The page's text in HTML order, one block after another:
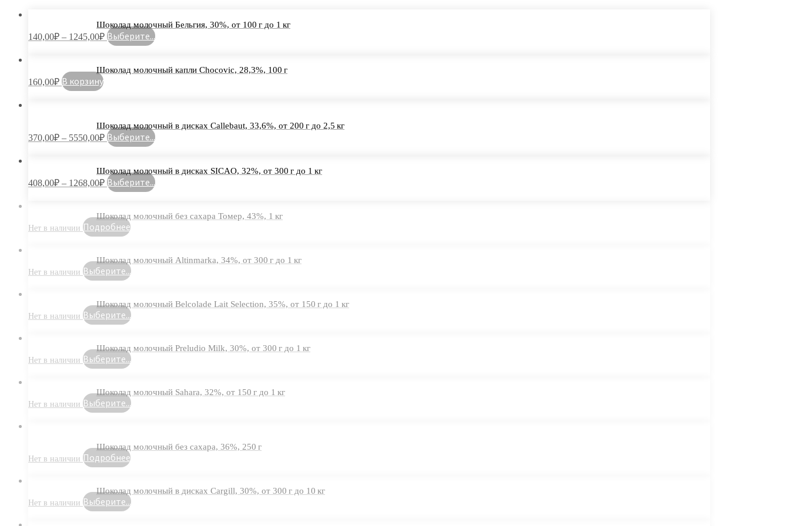
Шоколад молочный Бельгия, 30%, от 100 г до 1 кг
140,00₽ – 1245,00₽ Выберите...
Шоколад молочный капли Chocovic, 28,3%, 100 г
160,00₽ В корзину
Шоколад молочный в дисках Callebaut, 33,6%, от 200 г до 2,5 кг
370,00₽ – 5550,00₽ Выберите...
Шоколад молочный в дисках SICAO, 32%, от 300 г до 1 кг
408,00₽ – 1268,00₽ Выберите...
Шоколад молочный без сахара Томер, 43%, 1 кг
Подробнее
Шоколад молочный Altinmarka, 34%, от 300 г до 1 кг
Выберите...
Шоколад молочный Belcolade Lait Selection, 35%, от 150 г до 1 кг
Выберите...
Шоколад молочный Preludio Milk, 30%, от 300 г до 1 кг
Выберите...
Шоколад молочный Sahara, 32%, от 150 г до 1 кг
Выберите...
Шоколад молочный без сахара, 36%, 250 г
Подробнее
Шоколад молочный в дисках Cargill, 30%, от 300 г до 10 кг
Выберите...